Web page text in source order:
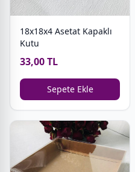
18x18x4 Asetat Kapaklı
Kutu
33,00 TL
Sepete Ekle